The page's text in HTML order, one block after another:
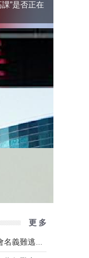
”是否正在
更 多